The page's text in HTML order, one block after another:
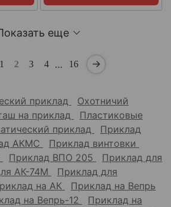
еще
1 2 3 4 … 16
приклад
Охотничий
на приклад
Пластиковые
приклад
Приклад
АКМС
Приклад винтовки
Приклад ВПО 205
Приклад для
АК-74М
Приклад для
на АК
Приклад на Вепрь
на Вепрь-12
Приклад на